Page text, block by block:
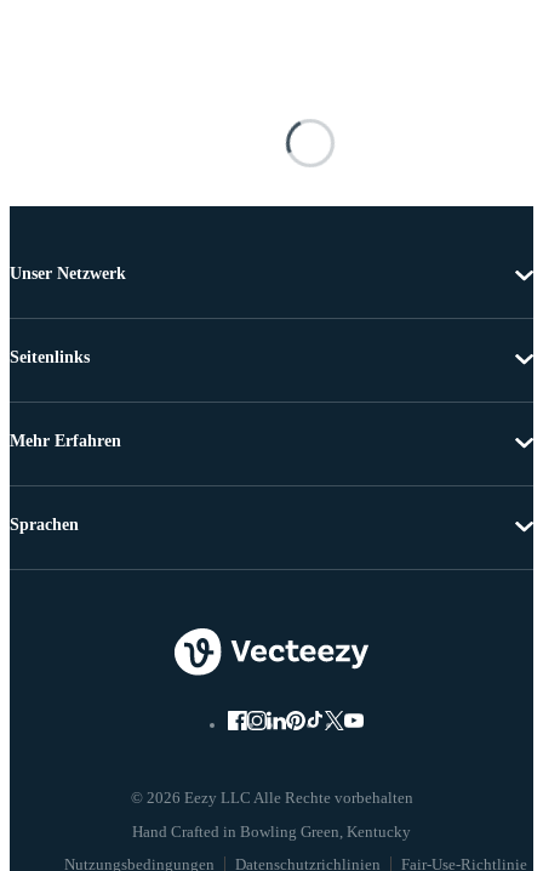
Unser Netzwerk
Seitenlinks
Mehr Erfahren
© 2026 Eezy LLC Alle Rechte vorbehalten
Nutzungsbedingungen Datenschutzrichlinien Fair-Use-Richtlinie
Sprachen